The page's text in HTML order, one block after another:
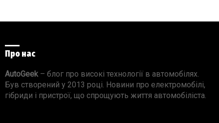
Про нас
AutoGeek – блог про високі технології в автомобілях.
Був створений у 2013 році. Новини про електромобілі,
гібриди і пристрої, що спрощують життя автомобіліста.